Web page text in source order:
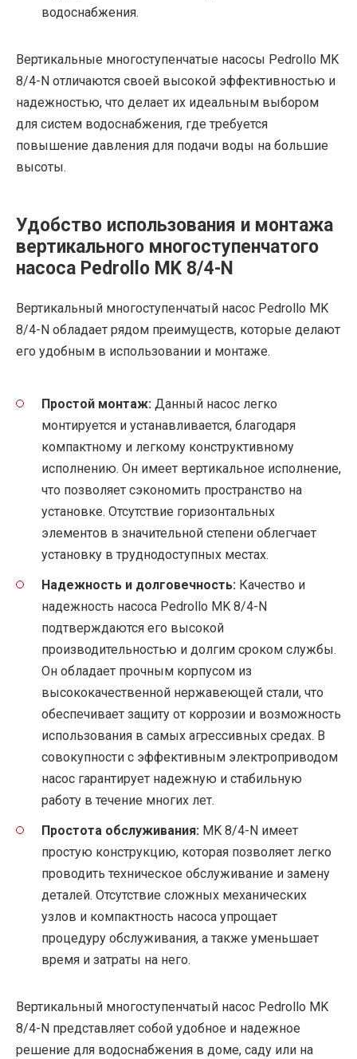
водоснабжения.
Вертикальные многоступенчатые насосы Pedrollo MK
8/4-N отличаются своей высокой эффективностью и
надежностью, что делает их идеальным выбором
для систем водоснабжения, где требуется
повышение давления для подачи воды на большие
высоты.
Удобство использования и монтажа
вертикального многоступенчатого
насоса Pedrollo MK 8/4-N
Вертикальный многоступенчатый насос Pedrollo MK
8/4-N обладает рядом преимуществ, которые делают
его удобным в использовании и монтаже.
Простой монтаж: Данный насос легко
монтируется и устанавливается, благодаря
компактному и легкому конструктивному
исполнению. Он имеет вертикальное исполнение,
что позволяет сэкономить пространство на
установке. Отсутствие горизонтальных
элементов в значительной степени облегчает
установку в труднодоступных местах.
Надежность и долговечность: Качество и
надежность насоса Pedrollo MK 8/4-N
подтверждаются его высокой
производительностью и долгим сроком службы.
Он обладает прочным корпусом из
высококачественной нержавеющей стали, что
обеспечивает защиту от коррозии и возможность
использования в самых агрессивных средах. В
совокупности с эффективным электроприводом
насос гарантирует надежную и стабильную
работу в течение многих лет.
Простота обслуживания: MK 8/4-N имеет
простую конструкцию, которая позволяет легко
проводить техническое обслуживание и замену
деталей. Отсутствие сложных механических
узлов и компактность насоса упрощает
процедуру обслуживания, а также уменьшает
время и затраты на него.
Вертикальный многоступенчатый насос Pedrollo MK
8/4-N представляет собой удобное и надежное
решение для водоснабжения в доме, саду или на